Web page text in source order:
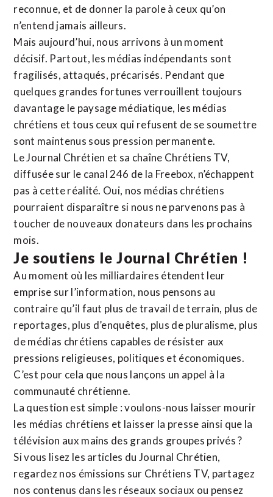
reconnue, et de donner la parole à ceux qu’on
n’entend jamais ailleurs.
Mais aujourd’hui, nous arrivons à un moment
décisif. Partout, les médias indépendants sont
fragilisés, attaqués, précarisés. Pendant que
quelques grandes fortunes verrouillent toujours
davantage le paysage médiatique, les médias
chrétiens et tous ceux qui refusent de se soumettre
sont maintenus sous pression permanente.
Le Journal Chrétien et sa chaîne Chrétiens TV,
diffusée sur le canal 246 de la Freebox, n’échappent
pas à cette réalité. Oui, nos médias chrétiens
pourraient disparaître si nous ne parvenons pas à
toucher de nouveaux donateurs dans les prochains
mois.
Je soutiens le Journal Chrétien !
Au moment où les milliardaires étendent leur
emprise sur l’information, nous pensons au
contraire qu’il faut plus de travail de terrain, plus de
reportages, plus d’enquêtes, plus de pluralisme, plus
de médias chrétiens capables de résister aux
pressions religieuses, politiques et économiques.
C’est pour cela que nous lançons un appel à la
communauté chrétienne.
La question est simple : voulons-nous laisser mourir
les médias chrétiens et laisser la presse ainsi que la
télévision aux mains des grands groupes privés ?
Si vous lisez les articles du Journal Chrétien,
regardez nos émissions sur Chrétiens TV, partagez
nos contenus dans les réseaux sociaux ou pensez